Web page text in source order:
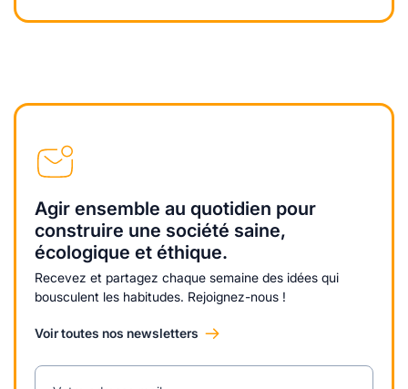
Agir ensemble au quotidien pour
construire une société saine,
écologique et éthique.
Recevez et partagez chaque semaine des idées qui
bousculent les habitudes. Rejoignez-nous !
Voir toutes nos newsletters